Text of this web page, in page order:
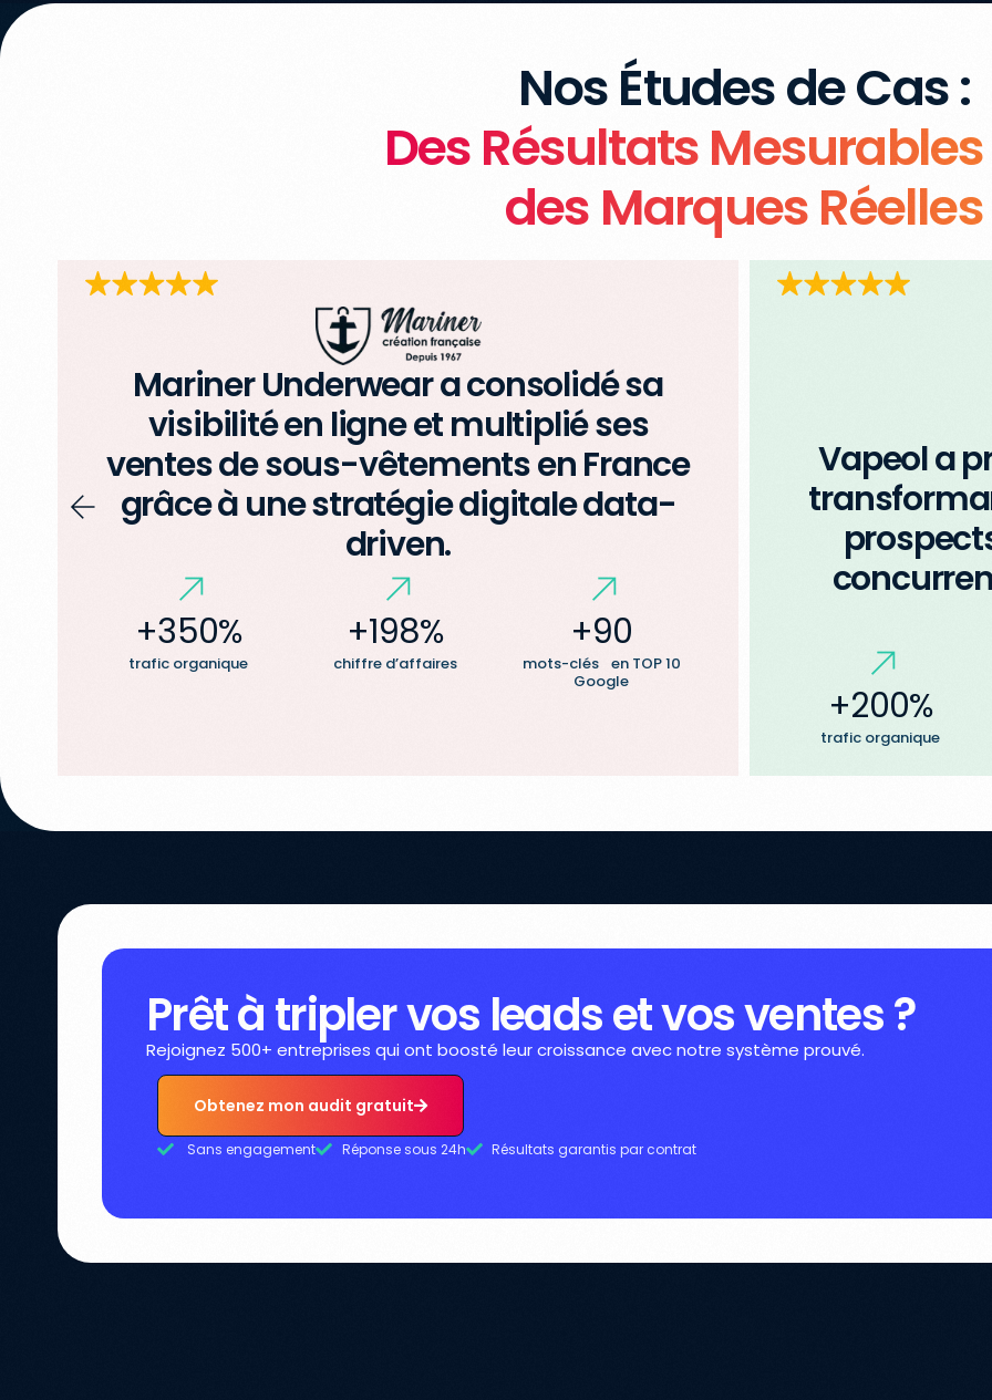
Nos Études de Cas :
Des Résultats
des Marques Réelles
Mariner Underwear a consolidé sa
visibilité en ligne et multiplié ses
ventes de sous-vêtements en France
grâce à une stratégie digitale data-
driven.
+350%
trafic organique
+198%
chiffre d’affaires
+90
mots-clés en TOP 10
Google
Vapeol a
+200%
trafic organique
Prêt à tripler vos leads et vos ventes ?
Rejoignez 500+ entreprises qui ont boosté leur croissance avec notre système prouvé.
Obtenez mon audit gratuit
Sans engagement Réponse sous 24h Résultats garantis par contrat